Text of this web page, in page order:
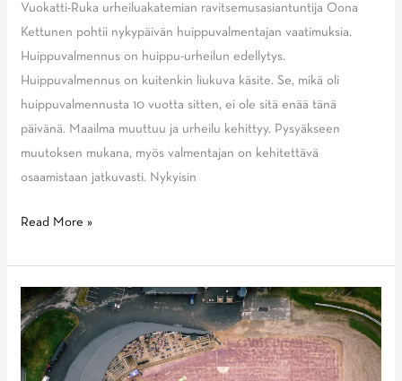
Vuokatti-Ruka urheiluakatemian ravitsemusasiantuntija Oona
Kettunen pohtii nykypäivän huippuvalmentajan vaatimuksia.
Huippuvalmennus on huippu-urheilun edellytys.
Huippuvalmennus on kuitenkin liukuva käsite. Se, mikä oli
huippuvalmennusta 10 vuotta sitten, ei ole sitä enää tänä
päivänä. Maailma muuttuu ja urheilu kehittyy. Pysyäkseen
muutoksen mukana, myös valmentajan on kehitettävä
osaamistaan jatkuvasti. Nykyisin
Blogi:
vaaditaan
monipuolista
osaamista
ja
sen
Read More »